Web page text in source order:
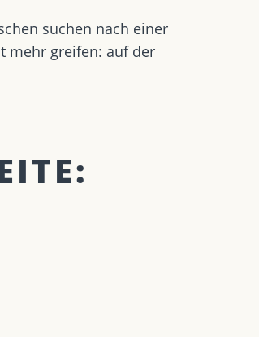
suchen nach einer
mehr greifen: auf der